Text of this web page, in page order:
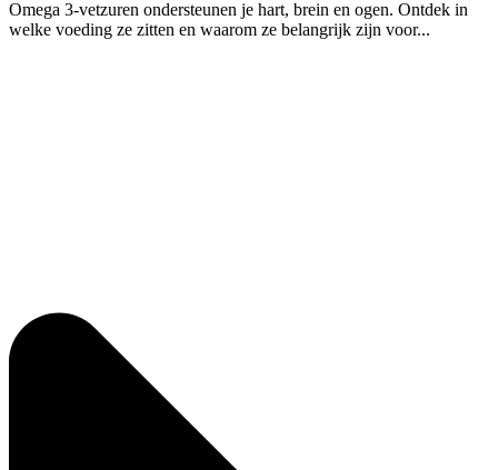
Omega 3-vetzuren ondersteunen je hart, brein en ogen. Ontdek in
welke voeding ze zitten en waarom ze belangrijk zijn voor...